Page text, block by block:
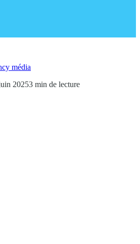
média
20253 min de lecture